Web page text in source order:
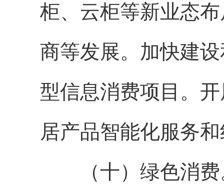
柜、云柜等新业态
商等发展。加快建
型信息消费项目。
居产品智能化服务
（十）绿色消费